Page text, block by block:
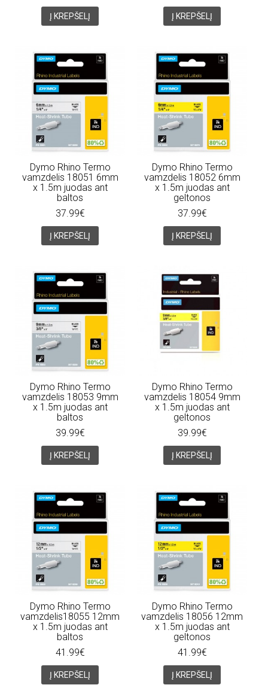
Į KREPŠELĮ Į KREPŠELĮ
Dymo Rhino Termo
vamzdelis 18051 6mm
x 1.5m juodas ant
baltos
37.99€
Į KREPŠELĮ
Dymo Rhino Termo
vamzdelis 18052 6mm
x 1.5m juodas ant
geltonos
37.99€
Į KREPŠELĮ
Dymo Rhino Termo
vamzdelis 18053 9mm
x 1.5m juodas ant
baltos
39.99€
Į KREPŠELĮ
Dymo Rhino Termo
vamzdelis 18054 9mm
x 1.5m juodas ant
geltonos
39.99€
Į KREPŠELĮ
Dymo Rhino Termo
vamzdelis18055 12mm
x 1.5m juodas ant
baltos
41.99€
Į KREPŠELĮ
Dymo Rhino Termo
vamzdelis 18056 12mm
x 1.5m juodas ant
geltonos
41.99€
Į KREPŠELĮ